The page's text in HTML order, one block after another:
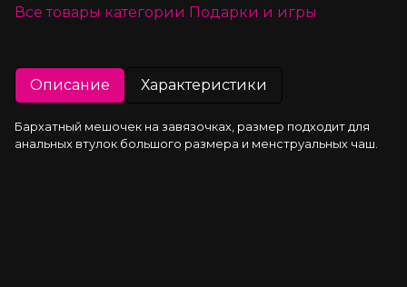
Все товары категории Подарки и игры
Описание Характеристики
Бархатный мешочек на завязочках, размер подходит для
анальных втулок большого размера и менструальных чаш.